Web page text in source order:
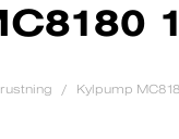
Kylpump